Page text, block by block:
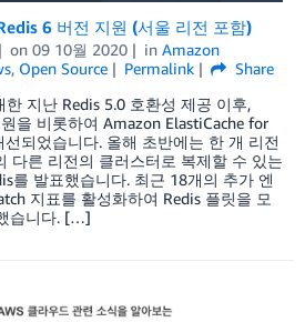
6 버전 지원 (서울 리전 포함)
on 09 10월 2020 in Amazon
, Open Source Permalink
Share
한 지난 Redis 5.0 호환성 제공 이후,
을 비롯하여 Amazon ElastiCache for
되었습니다. 올해 초반에는 한 개 리전
다른 리전의 클러스터로 복제할 수 있는
를 발표했습니다. 최근 18개의 추가 엔
지표를 활성화하여 Redis 플릿을 모
습니다. […]